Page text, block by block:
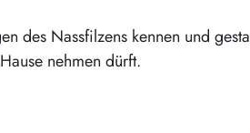
des Nassfilzens kennen und
nehmen dürft.